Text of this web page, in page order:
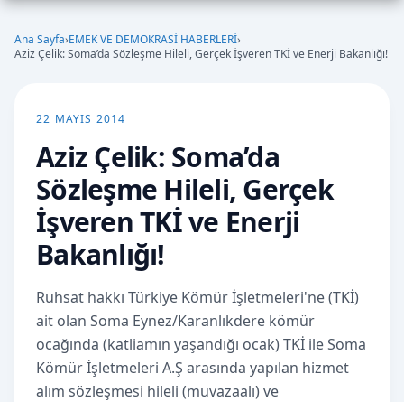
Ana Sayfa›EMEK VE DEMOKRASİ HABERLERİ›
Aziz Çelik: Soma’da Sözleşme Hileli, Gerçek İşveren TKİ ve Enerji Bakanlığı!
22 MAYIS 2014
Aziz Çelik: Soma’da
Sözleşme Hileli, Gerçek
İşveren TKİ ve Enerji
Bakanlığı!
Ruhsat hakkı Türkiye Kömür İşletmeleri'ne (TKİ)
ait olan Soma Eynez/Karanlıkdere kömür
ocağında (katliamın yaşandığı ocak) TKİ ile Soma
Kömür İşletmeleri A.Ş arasında yapılan hizmet
alım sözleşmesi hileli (muvazaalı) ve